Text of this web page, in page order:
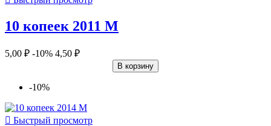
10 копеек 2011 М
5,00 ₽ -10% 4,50 ₽
В корзину
-10%
 Быстрый просмотр